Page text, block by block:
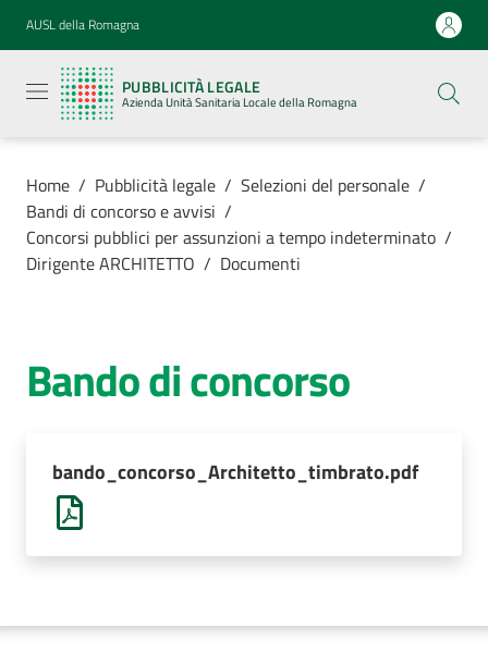
Vai al contenuto
Vai alla navigazione
Vai al footer
AUSL della Romagna
PUBBLICITÀ LEGALE
Azienda Unità Sanitaria Locale della Romagna
legale
Azienda
Unità
Locale della
Servizi
AUSL
Home / Pubblicità legale / Selezioni del personale /
Bandi di concorso e avvisi /
Concorsi pubblici per assunzioni a tempo indeterminato /
Dirigente ARCHITETTO / Documenti
Bando di concorso
bando_concorso_Architetto_timbrato.pdf